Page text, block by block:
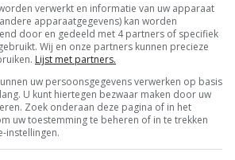
verhoging van het
verbetering van de
aan de vastlegging van koolstof
verwerkt en informatie van uw apparaat
apparaatgegevens) kan worden
door en gedeeld met 4 partners of specifiek
Wij en onze partners kunnen precieze
Lijst met partners.
uw persoonsgegevens verwerken op basis
U kunt hiertegen bezwaar maken door uw
Zoek onderaan deze pagina of in het
uw toestemming te beheren of in te trekken
instellingen.